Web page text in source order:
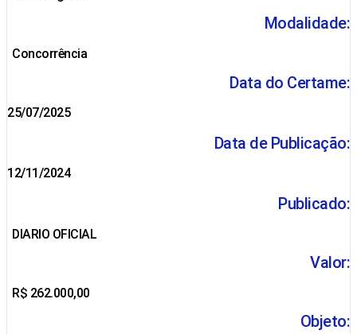
Modalidade:
Concorrência
Data do Certame:
25/07/2025
Data de Publicação:
12/11/2024
Publicado:
DIARIO OFICIAL
Valor:
R$ 262.000,00
Objeto: